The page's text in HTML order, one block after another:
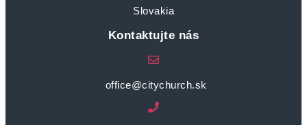
Slovakia
Kontaktujte nás
office@citychurch.sk